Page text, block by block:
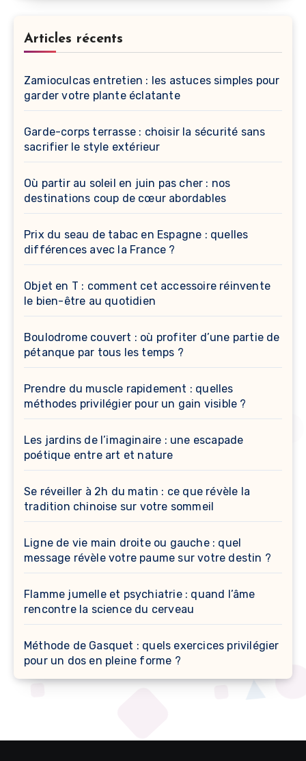
Articles récents
Zamioculcas entretien : les astuces simples pour
garder votre plante éclatante
Garde-corps terrasse : choisir la sécurité sans
sacrifier le style extérieur
Où partir au soleil en juin pas cher : nos
destinations coup de cœur abordables
Prix du seau de tabac en Espagne : quelles
différences avec la France ?
Objet en T : comment cet accessoire réinvente
le bien-être au quotidien
Boulodrome couvert : où profiter d’une partie de
pétanque par tous les temps ?
Prendre du muscle rapidement : quelles
méthodes privilégier pour un gain visible ?
Les jardins de l’imaginaire : une escapade
poétique entre art et nature
Se réveiller à 2h du matin : ce que révèle la
tradition chinoise sur votre sommeil
Ligne de vie main droite ou gauche : quel
message révèle votre paume sur votre destin ?
Flamme jumelle et psychiatrie : quand l’âme
rencontre la science du cerveau
Méthode de Gasquet : quels exercices privilégier
pour un dos en pleine forme ?